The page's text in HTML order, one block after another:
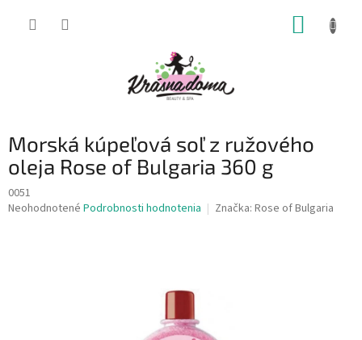
Morská kúpeľová soľ z ružového
oleja Rose of Bulgaria 360 g
0051
Priemerné
Neohodnotené Podrobnosti hodnotenia Značka: Rose of Bulgaria